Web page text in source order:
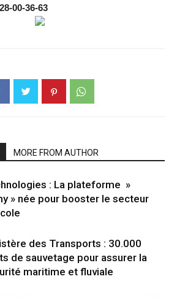
36-63
MORE FROM AUTHOR
: La plateforme »
» née pour booster le secteur
des Transports : 30.000
de sauvetage pour assurer la
maritime et fluviale